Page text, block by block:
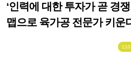
‘인력에 대한 투자가 곧 경
맵으로 육가공 전문가 키운